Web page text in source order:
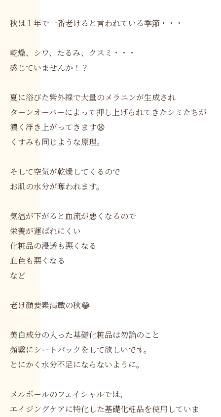
秋は１年で一番老けると言われている季節・・・
乾燥、シワ、たるみ、クスミ・・・
感じていませんか！？
夏に浴びた紫外線で大量のメラニンが生成され
ターンオーバーによって押し上げられてきたシミたちが
濃く浮き上がってきます😫
くすみも同じような原理。
そして空気が乾燥してくるので
お肌の水分が奪われます。
気温が下がると血流が悪くなるので
栄養が運ばれにくい
化粧品の浸透も悪くなる
血色も悪くなる
など
老け顔要素満載の秋😂
美白成分の入った基礎化粧品は勿論のこと
頻繫にシートパックをして欲しいです。
とにかく水分不足にならないように。
メルポールのフェイシャルでは、
エイジングケアに特化した基礎化粧品を使用していま